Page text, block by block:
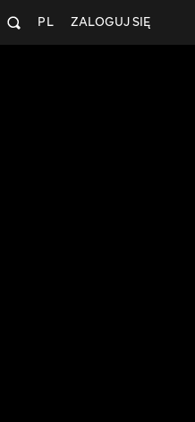
ZALOGUJ SIĘ
PL